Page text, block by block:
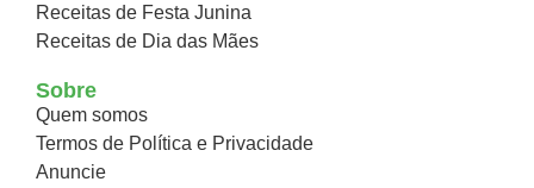
Receitas de Festa Junina
Receitas de Dia das Mães
Sobre
Quem somos
Termos de Política e Privacidade
Anuncie